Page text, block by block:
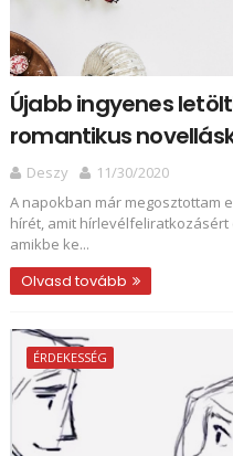
Újabb ingyenes
romantikus
Deszy
11/30/2020
A napokban már megosztottam
hírét, amit
amikbe ke...
Olvasd tovább
ÉRDEKESSÉG